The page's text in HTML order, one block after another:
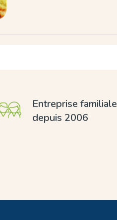
Entreprise familiale
depuis 2006